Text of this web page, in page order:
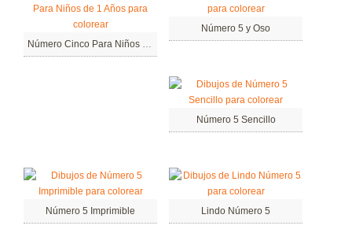
Número Cinco Para Niños de 1 Años
Número 5 y Oso
Número 5 Sencillo
Número 5 Imprimible Lindo Número 5